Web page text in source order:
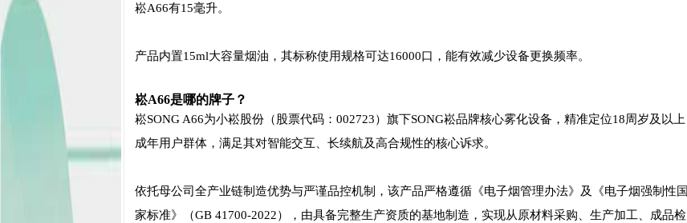
崧A66有15毫升。
产品内置15ml大容量烟油，其标称使用规格可达16000口，能有效减少设备更换频率。
崧A66是哪的牌子？
崧SONG A66为小崧股份（股票代码：002723）旗下SONG崧品牌核心雾化设备，精准定位18周岁及以上
成年用户群体，满足其对智能交互、长续航及高合规性的核心诉求。
依托母公司全产业链制造优势与严谨品控机制，该产品严格遵循《电子烟管理办法》及《电子烟强制性国
家标准》（GB 41700-2022），由具备完整生产资质的基地制造，实现从原材料采购、生产加工、成品检